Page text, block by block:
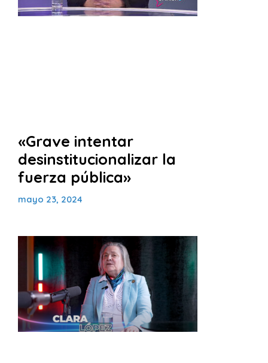
«Grave intentar
desinstitucionalizar la
fuerza pública»
mayo 23, 2024